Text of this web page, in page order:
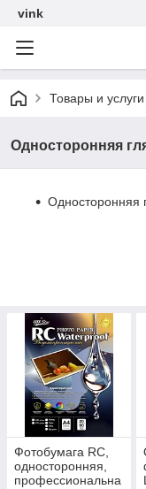
vink
Товары и услуги
Односторонняя
Односторонняя
Фотобумага RC,
односторонняя,
профессиональна